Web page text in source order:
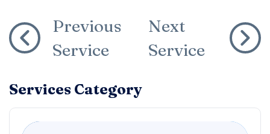
Previous
Service
Next
Service
Services Category